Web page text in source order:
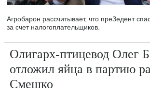
Агробарон рассчитывает, что преЗедент
за счет налогоплательщиков.
Олигарх-птицевод Олег
отложил яйца в партию
Смешко